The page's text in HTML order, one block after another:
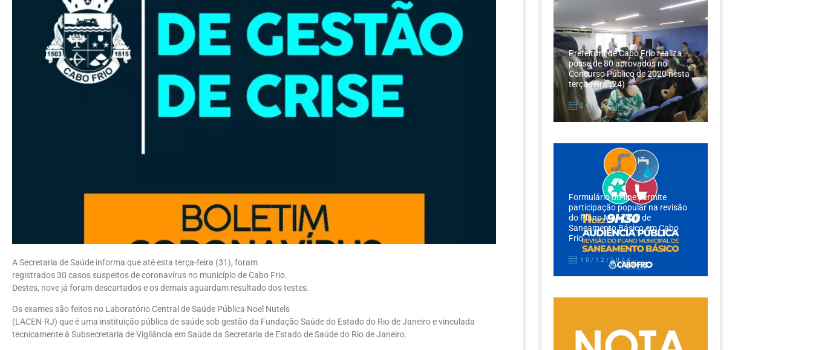
A Secretaria de Saúde informa que até esta terça-feira (31), foram
registrados 30 casos suspeitos de coronavírus no município de Cabo Frio.
Destes, nove já foram descartados e os demais aguardam resultado dos testes.
Os exames são feitos no Laboratório Central de Saúde Pública Noel Nutels
(LACEN-RJ) que é uma instituição pública de saúde sob gestão da Fundação Saúde do Estado do Rio de Janeiro e vinculada
tecnicamente à Subsecretaria de Vigilância em Saúde da Secretaria de Estado de Saúde do Rio de Janeiro.
Prefeitura de Cabo Frio realiza
posse de 80 aprovados no
Concurso Público de 2020 nesta
terça-feira (24)
24/12/2024
Formulário on-line permite
participação popular na revisão
do Plano Municipal de
Saneamento Básico em Cabo
Frio
10/12/2024